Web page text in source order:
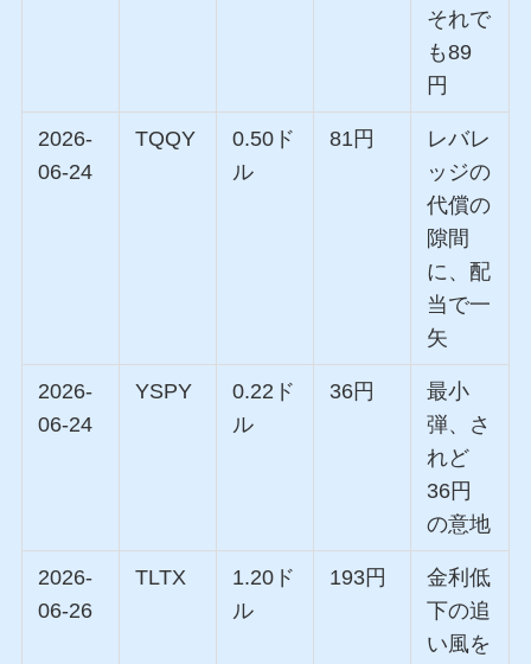
それで
も89
円
2026-
06-24
TQQY
0.50ド
ル
81円
レバレ
ッジの
代償の
隙間
に、配
当で一
矢
2026-
06-24
YSPY
0.22ド
ル
36円
最小
弾、さ
れど
36円
の意地
2026-
06-26
TLTX
1.20ド
ル
193円
金利低
下の追
い風を